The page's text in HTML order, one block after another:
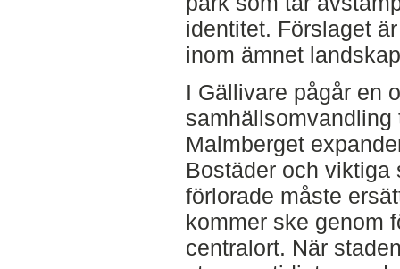
identitet. Förslaget
inom ämnet
I Gällivare pågår en
Malmberget
Bostäder och viktiga
förlorade måste
kommer ske genom
centralort. När